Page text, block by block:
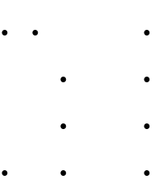
● ● ●
● ●
● ●
● ● ●